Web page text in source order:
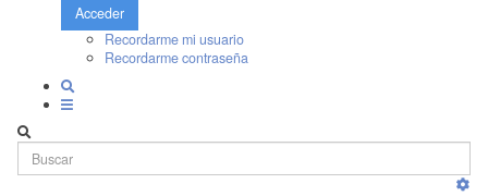
Acceder
Recordarme mi usuario
Recordarme contraseña